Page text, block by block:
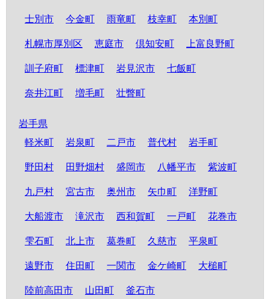
士別市 今金町 雨竜町 枝幸町 本別町
札幌市厚別区 恵庭市 倶知安町 上富良野町
訓子府町 標津町 岩見沢市 七飯町
奈井江町 増毛町 壮瞥町
岩手県
軽米町
岩泉町 二戸市 普代村 岩手町
野田村 田野畑村 盛岡市 八幡平市 紫波町
九戸村 宮古市 奥州市 矢巾町 洋野町
大船渡市 滝沢市 西和賀町 一戸町 花巻市
雫石町 北上市 葛巻町 久慈市 平泉町
遠野市 住田町 一関市 金ケ崎町 大槌町
陸前高田市 山田町 釜石市